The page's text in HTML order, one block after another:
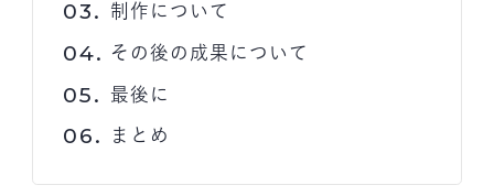
制作について
その後の成果について
最後に
まとめ